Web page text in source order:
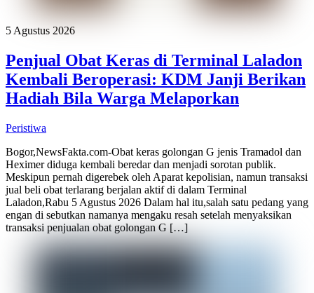
5 Agustus 2026
Penjual Obat Keras di Terminal Laladon
Kembali Beroperasi: KDM Janji Berikan
Hadiah Bila Warga Melaporkan
Peristiwa
Bogor,NewsFakta.com-Obat keras golongan G jenis Tramadol dan
Heximer diduga kembali beredar dan menjadi sorotan publik.
Meskipun pernah digerebek oleh Aparat kepolisian, namun transaksi
jual beli obat terlarang berjalan aktif di dalam Terminal
Laladon,Rabu 5 Agustus 2026 Dalam hal itu,salah satu pedang yang
engan di sebutkan namanya mengaku resah setelah menyaksikan
transaksi penjualan obat golongan G […]